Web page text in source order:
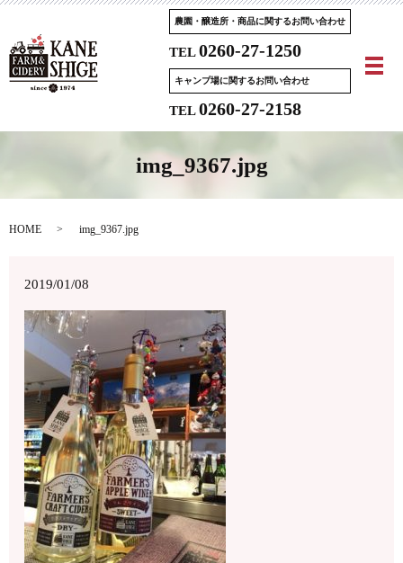
農園・醸造所・商品に関するお問い合わせ
TEL0260-27-1250
キャンプ場に関するお問い合わせ
TEL0260-27-2158
メ
img_9367.jpg
HOME img_9367.jpg
2019/01/08